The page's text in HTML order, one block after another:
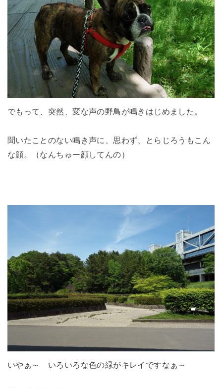
でもって、突然、変な声の野鳥が鳴きはじめました。
聞いたことのない鳴き声に、思わず、とらじろうもこん
な顔。（なんちゅー顔してんの）
いやぁ～ いろいろな色の緑がキレイですなぁ～